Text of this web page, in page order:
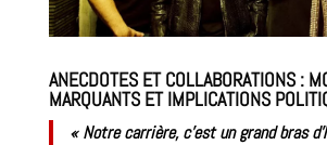
ANECDOTES ET COLLABORATIONS :
MARQUANTS ET IMPLICATIONS
« Notre carrière, c’est un grand bras